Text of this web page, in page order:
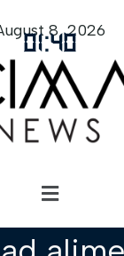
01:40
8, 2026